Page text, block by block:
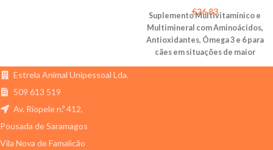
esquelético de cães e gatos de
idade avançada.
€26,83
Suplemento Multivitamínico e
Multimineral com Aminoácidos,
Antioxidantes, Ómega 3 e 6 para
cães em situações de maior
exigência nutricional, apáticos,
Estrela Animal Unipessoal Lda.
509 613 519
Av. Riopele n.º 412,
Pousada de Saramagos
Vila Nova de Famalicão